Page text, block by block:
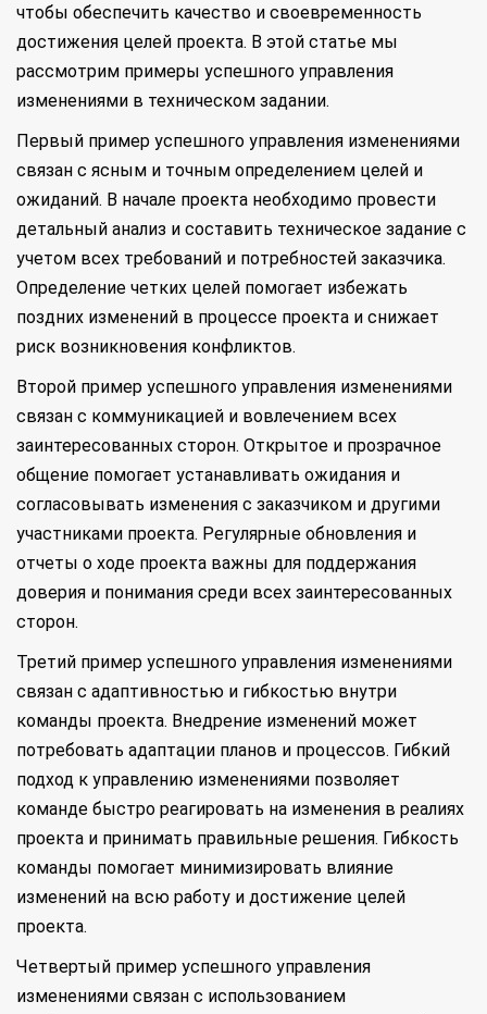
чтобы обеспечить качество и своевременность
достижения целей проекта. В этой статье мы
рассмотрим примеры успешного управления
изменениями в техническом задании.
Первый пример успешного управления изменениями
связан с ясным и точным определением целей и
ожиданий. В начале проекта необходимо провести
детальный анализ и составить техническое задание с
учетом всех требований и потребностей заказчика.
Определение четких целей помогает избежать
поздних изменений в процессе проекта и снижает
риск возникновения конфликтов.
Второй пример успешного управления изменениями
связан с коммуникацией и вовлечением всех
заинтересованных сторон. Открытое и прозрачное
общение помогает устанавливать ожидания и
согласовывать изменения с заказчиком и другими
участниками проекта. Регулярные обновления и
отчеты о ходе проекта важны для поддержания
доверия и понимания среди всех заинтересованных
сторон.
Третий пример успешного управления изменениями
связан с адаптивностью и гибкостью внутри
команды проекта. Внедрение изменений может
потребовать адаптации планов и процессов. Гибкий
подход к управлению изменениями позволяет
команде быстро реагировать на изменения в реалиях
проекта и принимать правильные решения. Гибкость
команды помогает минимизировать влияние
изменений на всю работу и достижение целей
проекта.
Четвертый пример успешного управления
изменениями связан с использованием